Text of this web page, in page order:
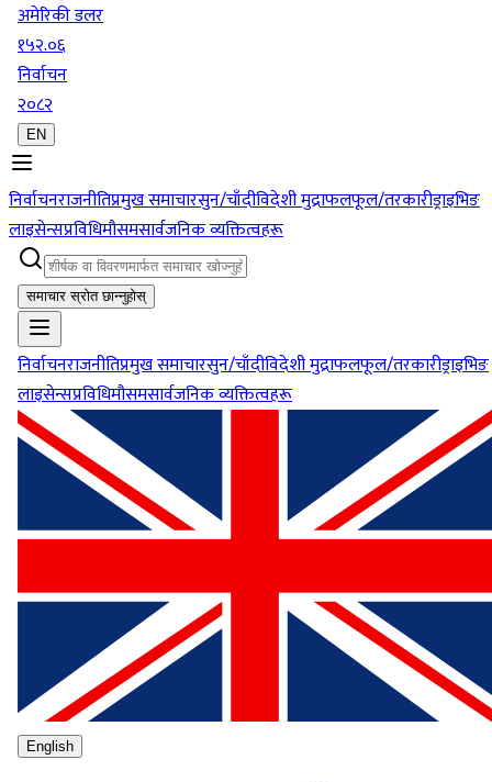
अमेरिकी डलर
१५२.०६
निर्वाचन
२०८२
EN
निर्वाचनराजनीतिप्रमुख समाचारसुन/चाँदीविदेशी मुद्राफलफूल/तरकारीड्राइभिङ
लाइसेन्सप्रविधिमौसमसार्वजनिक व्यक्तित्वहरू
समाचार स्रोत छान्नुहोस्
निर्वाचनराजनीतिप्रमुख समाचारसुन/चाँदीविदेशी मुद्राफलफूल/तरकारीड्राइभिङ
लाइसेन्सप्रविधिमौसमसार्वजनिक व्यक्तित्वहरू
English